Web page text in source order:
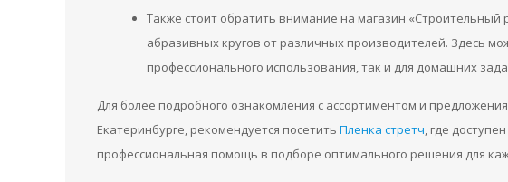
Также стоит обратить внимание на магазин
абразивных кругов от различных производителей. Здесь
профессионального использования, так и для домашних
Для более подробного ознакомления с ассортиментом и
Екатеринбурге, рекомендуется посетить Пленка стретч, где
профессиональная помощь в подборе оптимального решения для